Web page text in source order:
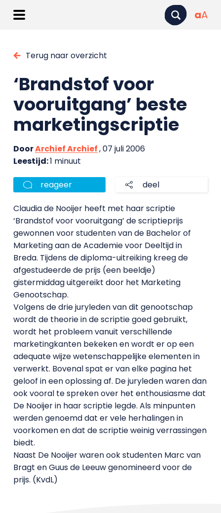
aA
Terug naar overzicht
‘Brandstof voor
vooruitgang’ beste
marketingscriptie
DoorArchief Archief, 07 juli 2006
Leestijd:1 minuut
reageer deel
Claudia de Nooijer heeft met haar scriptie
‘Brandstof voor vooruitgang’ de scriptieprijs
gewonnen voor studenten van de Bachelor of
Marketing aan de Academie voor Deeltijd in
Breda. Tijdens de diploma-uitreiking kreeg de
afgestudeerde de prijs (een beeldje)
gistermiddag uitgereikt door het Marketing
Genootschap.
Volgens de drie juryleden van dit genootschap
wordt de theorie in de scriptie goed gebruikt,
wordt het probleem vanuit verschillende
marketingkanten bekeken en wordt er op een
adequate wijze wetenschappelijke elementen in
verwerkt. Bovenal spat er van elke pagina het
geloof in een oplossing af. De juryleden waren dan
ook vooral te spreken over het enthousiasme dat
De Nooijer in haar scriptie legde. Als minpunten
werden genoemd dat er vele herhalingen in
voorkomen en dat de scriptie weinig verrassingen
biedt.
Naast De Nooijer waren ook studenten Marc van
Bragt en Guus de Leeuw genomineerd voor de
prijs. (KvdL)